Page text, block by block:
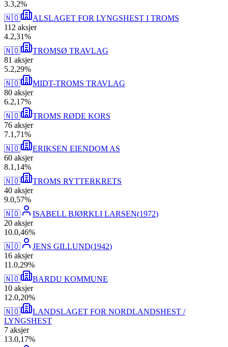
3.3,2%
🇳🇴
ALSLAGET FOR LYNGSHEST I TROMS
112 aksjer
4.2,31%
🇳🇴
TROMSØ TRAVLAG
81 aksjer
5.2,29%
🇳🇴
MIDT-TROMS TRAVLAG
80 aksjer
6.2,17%
🇳🇴
TROMS RØDE KORS
76 aksjer
7.1,71%
🇳🇴
ERIKSEN EIENDOM AS
60 aksjer
8.1,14%
🇳🇴
TROMS RYTTERKRETS
40 aksjer
9.0,57%
🇳🇴
ISABELL BJØRKLI LARSEN(1972)
20 aksjer
10.0,46%
🇳🇴
JENS GILLUND(1942)
16 aksjer
11 .0,29%
🇳🇴
BARDU KOMMUNE
10 aksjer
12.0,20%
🇳🇴
LANDSLAGET FOR NORDLANDSHEST /
LYNGSHEST
7 aksjer
13.0,17%